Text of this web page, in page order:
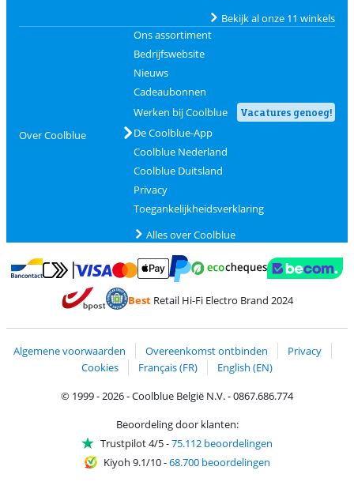
Bekijk al onze 11 winkels
Over Coolblue
Ons assortiment
Bedrijfswebsite
Nieuws
Cadeaubonnen
Werken bij Coolblue
Vacatures genoeg!
De Coolblue-App
Coolblue Nederland
Coolblue Duitsland
Privacy
Toegankelijkheidsverklaring
Alles over Coolblue
Betalen met Bancontact
Betalen met MasterCard en Visa via ClickToPay
Betalen met PayPal
BestRetail Hi-Fi Electro Brand 2024
Algemene voorwaarden Overeenkomst ontbinden
Privacy
Cookies
Français (FR)
English (EN)
© 1999 - 2026 - Coolblue België N.V. - 0867.686.774
Beoordeling door klanten:
Trustpilot 4/5-75.112 beoordelingen
Kiyoh 9.1/10-68.700 beoordelingen